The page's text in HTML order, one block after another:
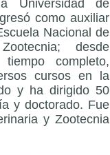
Universidad de
como auxiliar
Nacional de
desde
completo,
cursos en la
y ha dirigido 50
y doctorado. Fue
y Zootecnia